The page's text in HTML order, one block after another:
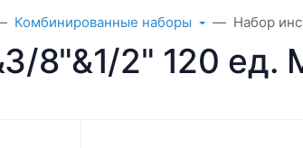
Комбинированные наборы Набор
8"&1/2" 120 ед.